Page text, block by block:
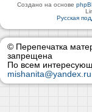
Создано на основе
Русская
© Перепечатка
запрещена
По всем
mishanita@yandex.ru